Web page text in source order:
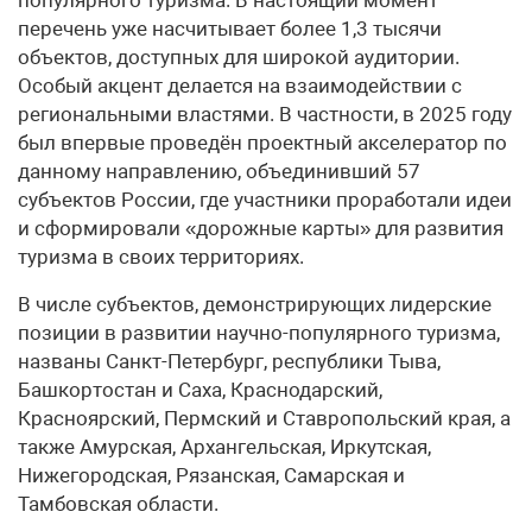
перечень уже насчитывает более 1,3 тысячи
объектов, доступных для широкой аудитории.
Особый акцент делается на взаимодействии с
региональными властями. В частности, в 2025 году
был впервые проведён проектный акселератор по
данному направлению, объединивший 57
субъектов России, где участники проработали идеи
и сформировали «дорожные карты» для развития
туризма в своих территориях.
В числе субъектов, демонстрирующих лидерские
позиции в развитии научно-популярного туризма,
названы Санкт-Петербург, республики Тыва,
Башкортостан и Саха, Краснодарский,
Красноярский, Пермский и Ставропольский края, а
также Амурская, Архангельская, Иркутская,
Нижегородская, Рязанская, Самарская и
Тамбовская области.